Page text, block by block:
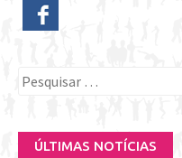
Pesquisar
ÚLTIMAS NOTÍCIAS